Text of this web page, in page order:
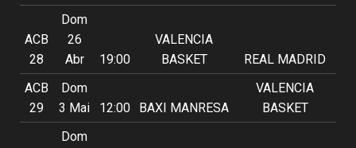
ACB
28
Dom
26
Abr
19:00
VALENCIA
BASKET
REAL MADRID
ACB
29
Dom
3 Mai
12:00 BAXI MANRESA
VALENCIA
BASKET
Dom